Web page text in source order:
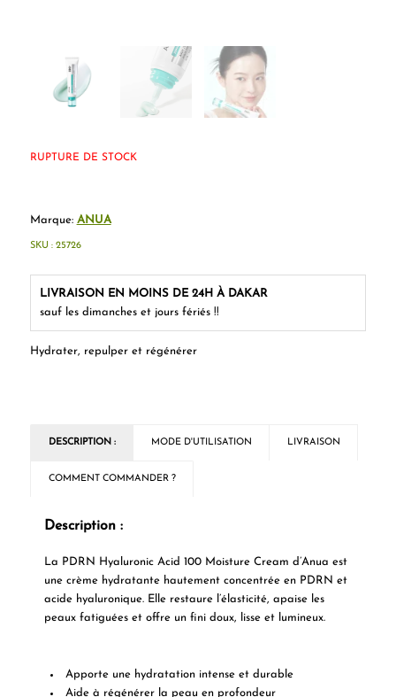
Hydrater, repulper et régénérer
RUPTURE DE STOCK
Marque: ANUA
LIVRAISON EN MOINS DE 24H À DAKAR
sauf les dimanches et jours fériés !!
SKU : 25726
DESCRIPTION : MODE D'UTILISATION LIVRAISON
COMMENT COMMANDER ?
Description :
La PDRN Hyaluronic Acid 100 Moisture Cream d’Anua est
une crème hydratante hautement concentrée en PDRN et
acide hyaluronique. Elle restaure l’élasticité, apaise les
peaux fatiguées et offre un fini doux, lisse et lumineux.
Apporte une hydratation intense et durable
Aide à régénérer la peau en profondeur